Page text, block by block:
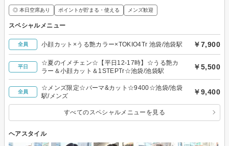
◎ 本日空席あり ポイントが貯まる・使える メンズ歓迎
スペシャルメニュー
全員 小顔カット×うる艶カラー×TOKIO4Tr 池袋/池袋駅 ￥7,900
平日
☆夏のイメチェン☆【平日12-17時】☆うる艶カ
ラー＆小顔カット＆1STEPTr☆池袋/池袋駅
￥5,500
全員
☆メンズ限定☆パーマ&カット☆9400☆池袋/池袋
駅/メンズ
￥9,400
すべてのスペシャルメニューを見る
ヘアスタイル